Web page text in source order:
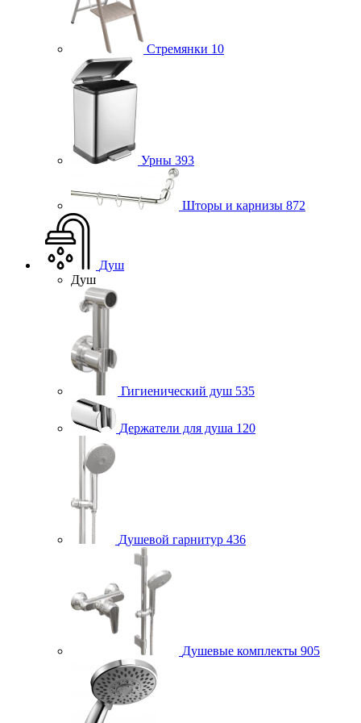
Стремянки 10
Урны 393
Шторы и карнизы 872
Душ
Душ
Гигиенический душ 535
Держатели для душа 120
Душевой гарнитур 436
Душевые комплекты 905